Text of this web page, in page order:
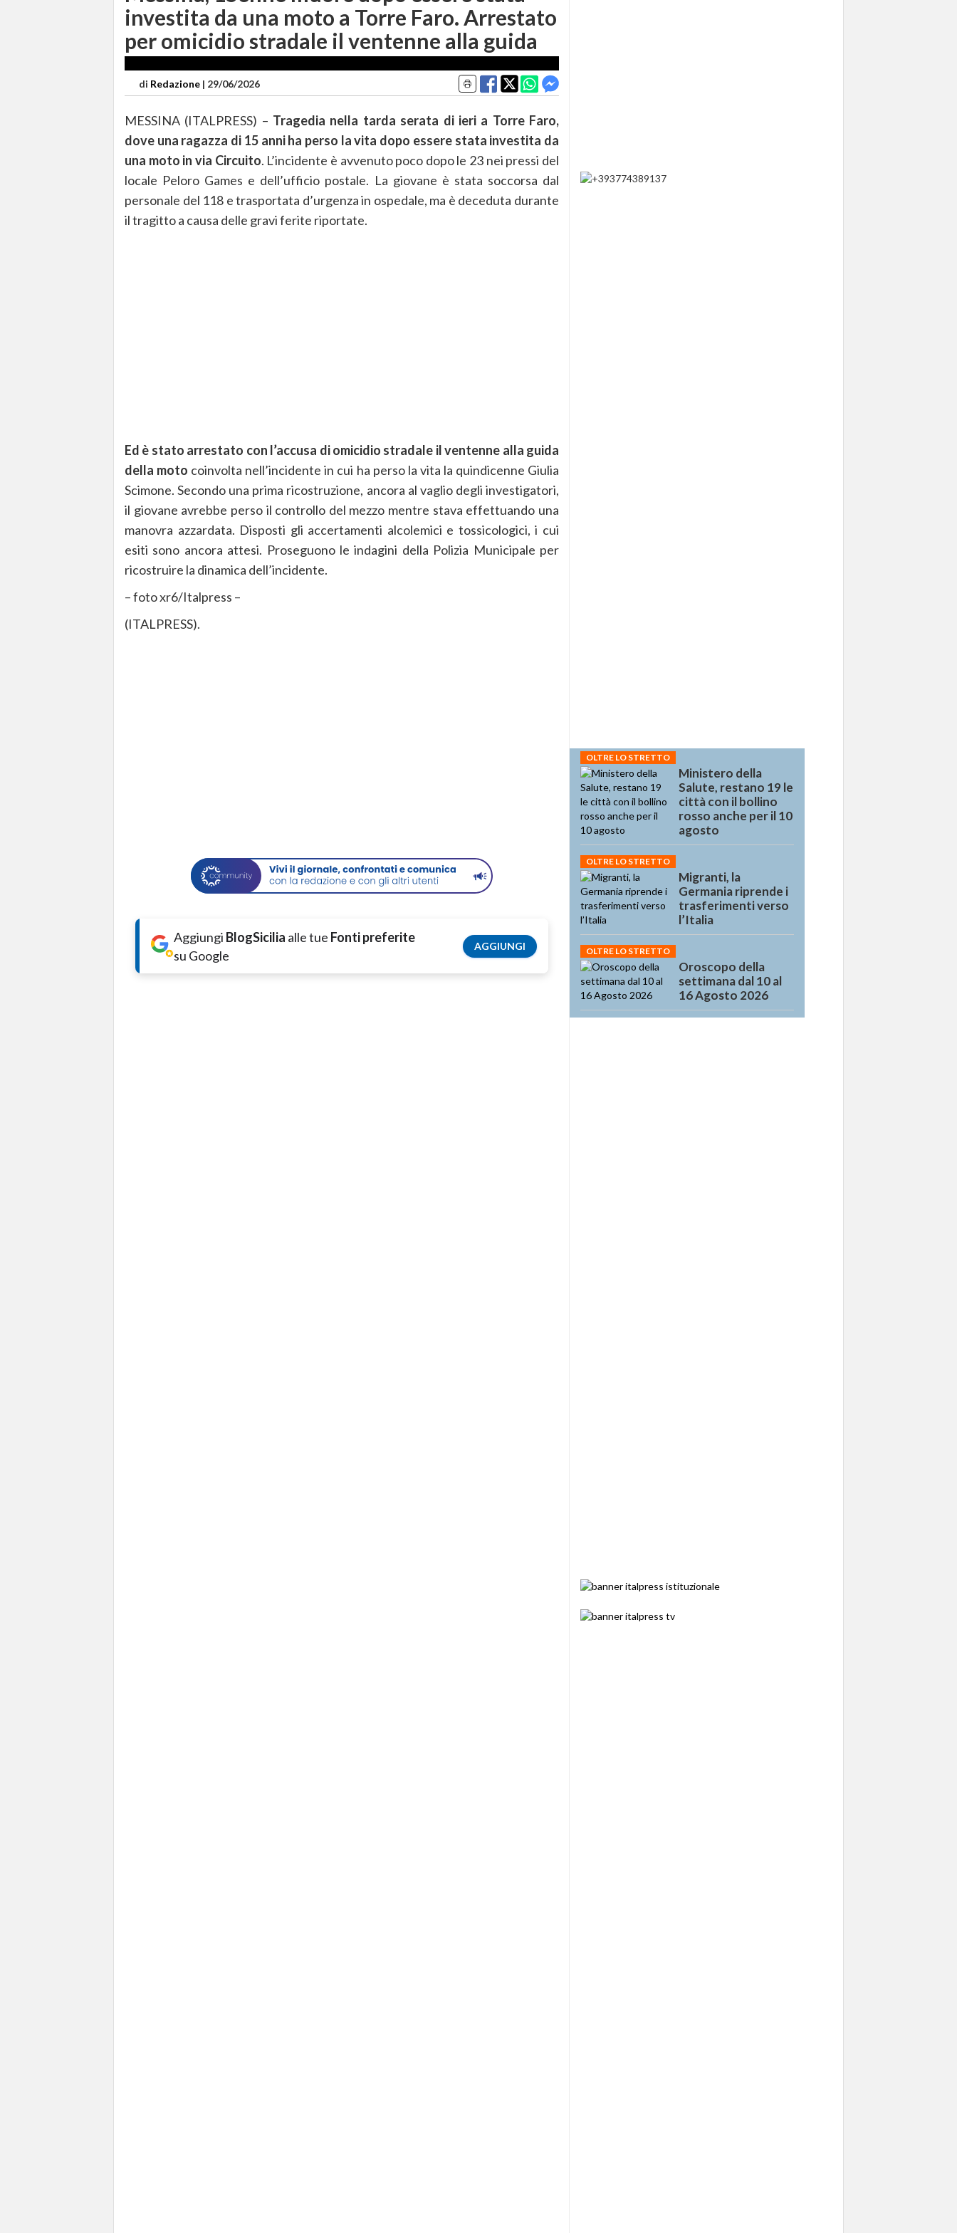
investita da una moto a Torre Faro. Arrestato
per omicidio stradale il ventenne alla guida
di Redazione | 29/06/2026
MESSINA (ITALPRESS) – Tragedia nella tarda serata di ieri a Torre Faro,
dove una ragazza di 15 anni ha perso la vita dopo essere stata investita da
una moto in via Circuito. L’incidente è avvenuto poco dopo le 23 nei pressi del
locale Peloro Games e dell’ufficio postale. La giovane è stata soccorsa dal
personale del 118 e trasportata d’urgenza in ospedale, ma è deceduta durante
il tragitto a causa delle gravi ferite riportate.
Ed è stato arrestato con l’accusa di omicidio stradale il ventenne alla guida
della moto coinvolta nell’incidente in cui ha perso la vita la quindicenne Giulia
Scimone. Secondo una prima ricostruzione, ancora al vaglio degli investigatori,
il giovane avrebbe perso il controllo del mezzo mentre stava effettuando una
manovra azzardata. Disposti gli accertamenti alcolemici e tossicologici, i cui
esiti sono ancora attesi. Proseguono le indagini della Polizia Municipale per
ricostruire la dinamica dell’incidente.
– foto xr6/Italpress –
(ITALPRESS).
Aggiungi BlogSicilia alle tue Fonti preferite
su Google
AGGIUNGI
OLTRE LO STRETTO
Ministero della
Salute, restano 19 le
città con il bollino
rosso anche per il 10
agosto
OLTRE LO STRETTO
Migranti, la
Germania riprende i
trasferimenti verso
l’Italia
OLTRE LO STRETTO
Oroscopo della
settimana dal 10 al
16 Agosto 2026